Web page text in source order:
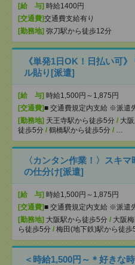
[給 与] 時給1400円
[交通費]交通費支給有り
[勤務地] 弥刀駅から徒歩12分
《単発1日OK！日払い可
ル貼り[派遣]
[給 与] 時給1,500円～1,875円
[交通費]■ 交通費規定内支給 ※派遣
[勤務地] 天王寺駅から徒歩5分 / 大
徒歩5分 / 鶴橋駅から徒歩5分 / …
〈カンタン作業！〉スキ
の仕分け[派遣]
[給 与] 時給1,500円～1,875円
[交通費]■ 交通費規定内支給 ※派遣
[勤務地] 大阪駅から徒歩5分 / 大阪
ら徒歩5分 / 梅田(地下鉄)駅から徒歩
＜時給1,500円～＊好きな